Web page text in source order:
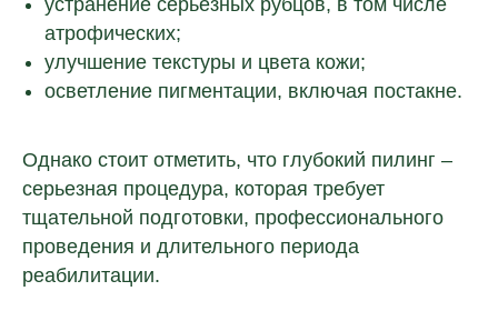
устранение серьезных рубцов, в том числе
атрофических;
улучшение текстуры и цвета кожи;
осветление пигментации, включая постакне.
Однако стоит отметить, что глубокий пилинг –
серьезная процедура, которая требует
тщательной подготовки, профессионального
проведения и длительного периода
реабилитации.